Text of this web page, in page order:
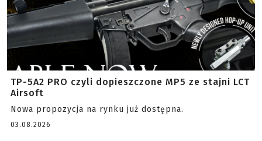
TP-5A2 PRO czyli dopieszczone MP5 ze stajni LCT
Airsoft
Nowa propozycja na rynku już dostępna.
03.08.2026